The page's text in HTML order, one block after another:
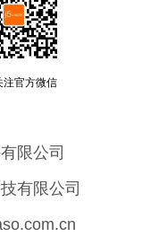
注官方微信
限公司
有限公司